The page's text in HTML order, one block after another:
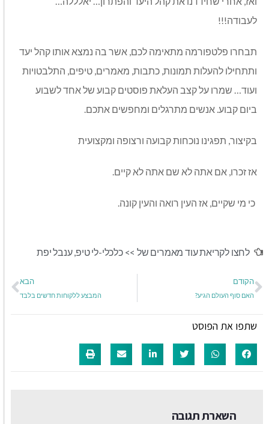
לעבודה!!!
תבחרו פלטפורמה מתאימה לכם, אשר בה נמצא אותו קהל יעד
ותתחילו להעלות תמונות, כתבות, מאמרים, טיפים, התלבטויות
ועוד… שמרו על קצב העלאת פוסטים קבוע של אחד לשבוע
ביום קבוע. אנשים מתרגלים ומחפשים אתכם.
בקיצור, תפגינו נוכחות קבועה ורצופה ומקצועית
אז זכרו, אם אתה לא שם אתה לא קיים.
כי מי שקיים, אז העין רואה והעין קונה.
לחצו לקריאת עוד מאמרים של >> כלכלי-לי טיפ,ענבל יפת
הקודם
האם סוף העולם הגיע?
הבא
המבצע ללקוחות חדשים בלבד
שתפו את הפוסט
השארת תגובה